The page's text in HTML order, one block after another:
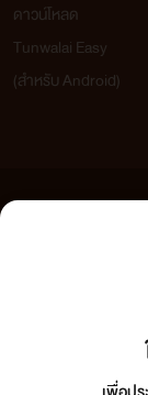
ดาวน์โหลด
Tunwalai Easy
(สำหรับ Android)
เว็บไซต์แห่งนี้ไม่ได้เห็นด้วย
วิจารณญาณในการกลั่นกรอ
กรุณาแจ้งมาที่
ลิขสิทธิ์ตามพระราชบัญญัติลิ